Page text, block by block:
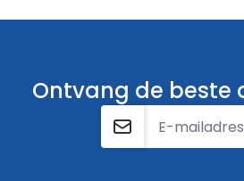
Ontvang de beste
E-mailadres